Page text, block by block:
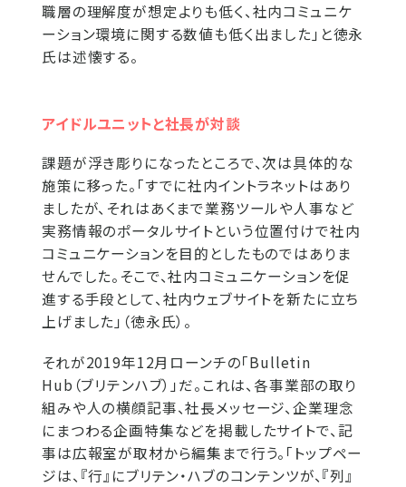
職層の理解度が想定よりも低く、社内コミュニケ
ーション環境に関する数値も低く出ました」と徳永
氏は述懐する。
アイドルユニットと社長が対談
課題が浮き彫りになったところで、次は具体的な
施策に移った。「すでに社内イントラネットはあり
ましたが、それはあくまで業務ツールや人事など
実務情報のポータルサイトという位置付けで社内
コミュニケーションを目的としたものではありま
せんでした。そこで、社内コミュニケーションを促
進する手段として、社内ウェブサイトを新たに立ち
上げました」（徳永氏）。
それが2019年12月ローンチの「Bulletin
Hub（ブリテンハブ）」だ。これは、各事業部の取り
組みや人の横顔記事、社長メッセージ、企業理念
にまつわる企画特集などを掲載したサイトで、記
事は広報室が取材から編集まで行う。「トップペー
ジは、『行』にブリテン・ハブのコンテンツが、『列』